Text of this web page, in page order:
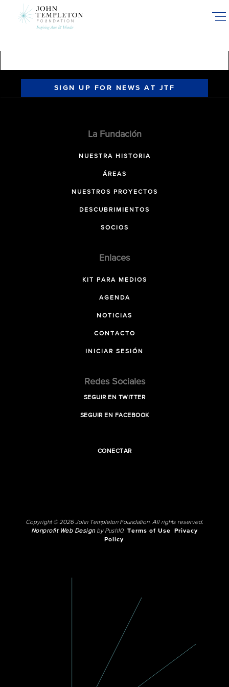
SIGN UP FOR NEWS AT JTF
La Fundación
NUESTRA HISTORIA
ÁREAS
NUESTROS PROYECTOS
DESCUBRIMIENTOS
SOCIOS
Enlaces
KIT PARA MEDIOS
AGENDA
NOTICIAS
CONTACTO
INICIAR SESIÓN
Redes Sociales
SEGUIR EN TWITTER
SEGUIR EN FACEBOOK
CONECTAR
Copyright © 2026 John Templeton Foundation. All rights reserved.
Nonprofit Web Designby Push10. Terms of Use
Privacy
Policy